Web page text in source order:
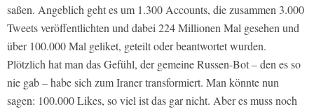
saßen. Angeblich geht es um 1.300 Accounts, die zusammen 3.000
Tweets veröffentlichten und dabei 224 Millionen Mal gesehen und
über 100.000 Mal geliket, geteilt oder beantwortet wurden.
Plötzlich hat man das Gefühl, der gemeine Russen-Bot – den es so
nie gab – habe sich zum Iraner transformiert. Man könnte nun
sagen: 100.000 Likes, so viel ist das gar nicht. Aber es muss noch